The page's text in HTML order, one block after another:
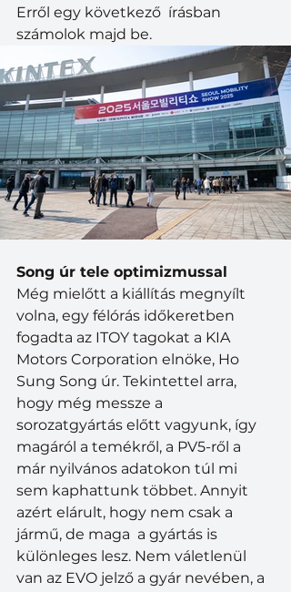
Erről egy következő  írásban
számolok majd be.
Song úr tele optimizmussal
Még mielőtt a kiállítás megnyílt
volna, egy félórás időkeretben
fogadta az ITOY tagokat a KIA
Motors Corporation elnöke, Ho
Sung Song úr. Tekintettel arra,
hogy még messze a
sorozatgyártás előtt vagyunk, így
magáról a temékről, a PV5-ről a
már nyilvános adatokon túl mi
sem kaphattunk többet. Annyit
azért elárult, hogy nem csak a
jármű, de maga  a gyártás is
különleges lesz. Nem váletlenül
van az EVO jelző a gyár nevében, a